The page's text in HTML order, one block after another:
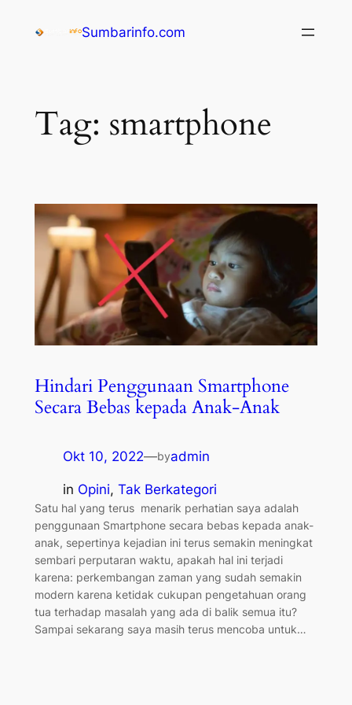
Sumbarinfo.com
Tag: smartphone
Hindari Penggunaan Smartphone
Secara Bebas kepada Anak-Anak
Okt 10, 2022—byadmin
in Opini, Tak Berkategori
Satu hal yang terus menarik perhatian saya adalah
penggunaan Smartphone secara bebas kepada anak-
anak, sepertinya kejadian ini terus semakin meningkat
sembari perputaran waktu, apakah hal ini terjadi
karena: perkembangan zaman yang sudah semakin
modern karena ketidak cukupan pengetahuan orang
tua terhadap masalah yang ada di balik semua itu?
Sampai sekarang saya masih terus mencoba untuk…